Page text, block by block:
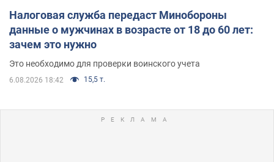
Налоговая служба передаст Минобороны
данные о мужчинах в возрасте от 18 до 60 лет:
зачем это нужно
Это необходимо для проверки воинского учета
6.08.2026 18:42 15,5 т.